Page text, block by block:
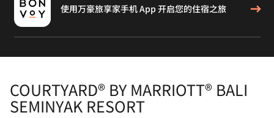
使用万豪旅享家手机 App 开启您的住宿之旅
COURTYARD® BY MARRIOTT® BALI
SEMINYAK RESORT